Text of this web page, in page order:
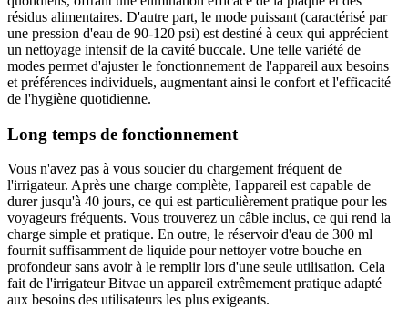
résidus alimentaires. D'autre part, le mode puissant (caractérisé par
une pression d'eau de 90-120 psi) est destiné à ceux qui apprécient
un nettoyage intensif de la cavité buccale. Une telle variété de
modes permet d'ajuster le fonctionnement de l'appareil aux besoins
et préférences individuels, augmentant ainsi le confort et l'efficacité
de l'hygiène quotidienne.
Long temps de fonctionnement
Vous n'avez pas à vous soucier du chargement fréquent de
l'irrigateur. Après une charge complète, l'appareil est capable de
durer jusqu'à 40 jours, ce qui est particulièrement pratique pour les
voyageurs fréquents. Vous trouverez un câble inclus, ce qui rend la
charge simple et pratique. En outre, le réservoir d'eau de 300 ml
fournit suffisamment de liquide pour nettoyer votre bouche en
profondeur sans avoir à le remplir lors d'une seule utilisation. Cela
fait de l'irrigateur Bitvae un appareil extrêmement pratique adapté
aux besoins des utilisateurs les plus exigeants.